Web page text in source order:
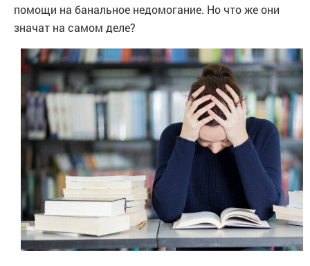
помощи на банальное недомогание. Но что же они
значат на самом деле?